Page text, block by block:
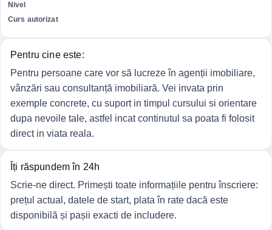
Nivel
Curs autorizat
Pentru cine este:
Pentru persoane care vor să lucreze în agenții imobiliare,
vânzări sau consultanță imobiliară. Vei invata prin
exemple concrete, cu suport in timpul cursului si orientare
dupa nevoile tale, astfel incat continutul sa poata fi folosit
direct in viata reala.
Îți răspundem în 24h
Scrie-ne direct. Primești toate informațiile pentru înscriere:
prețul actual, datele de start, plata în rate dacă este
disponibilă și pașii exacti de includere.